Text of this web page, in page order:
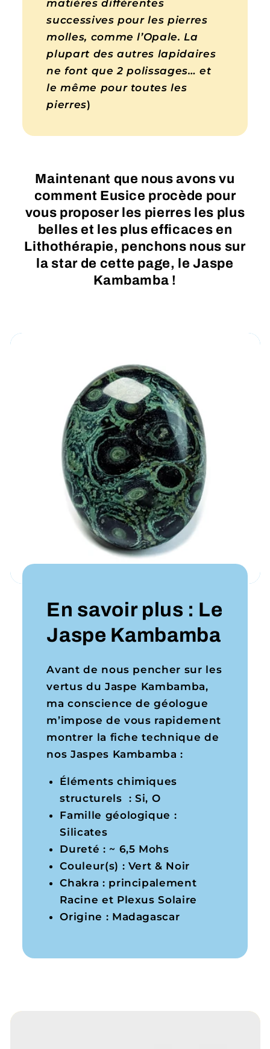
matières différentes
successives pour les pierres
molles, comme l’Opale. La
plupart des autres lapidaires
ne font que 2 polissages… et
le même pour toutes les
pierres)
Maintenant que nous avons vu
comment Eusice procède pour
vous proposer les pierres les plus
belles et les plus efficaces en
Lithothérapie, penchons nous sur
la star de cette page, le Jaspe
Kambamba !
En savoir plus : Le
Jaspe Kambamba
Avant de nous pencher sur les
vertus du Jaspe Kambamba,
ma conscience de géologue
m’impose de vous rapidement
montrer la fiche technique de
nos Jaspes Kambamba :
Éléments chimiques
structurels : Si, O
Famille géologique :
Silicates
Dureté : ~ 6,5 Mohs
Couleur(s) : Vert & Noir
Chakra : principalement
Racine et Plexus Solaire
Origine : Madagascar